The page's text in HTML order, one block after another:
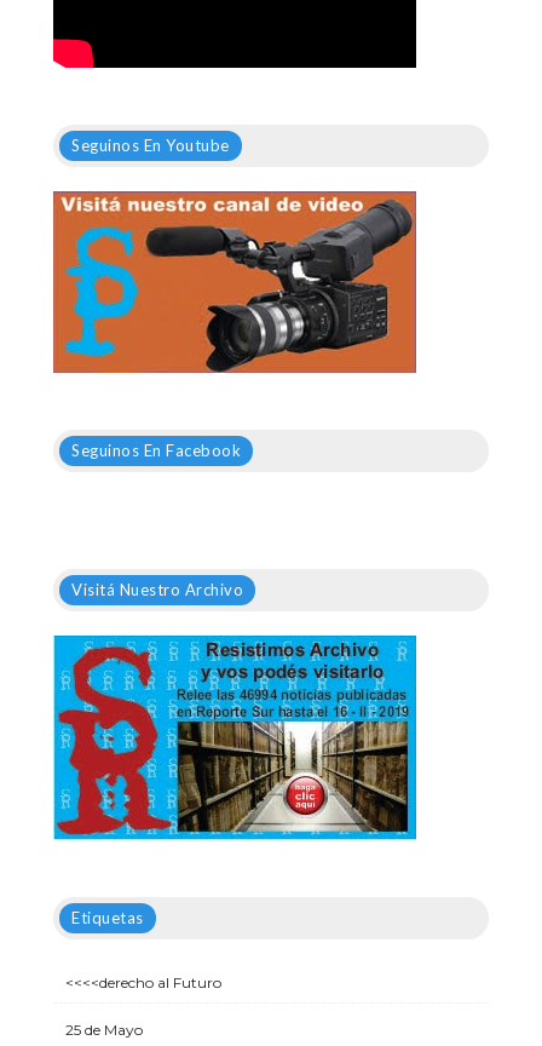
Seguinos En Youtube
Seguinos En Facebook
Visitá Nuestro Archivo
Etiquetas
<<<<derecho al Futuro
25 de Mayo